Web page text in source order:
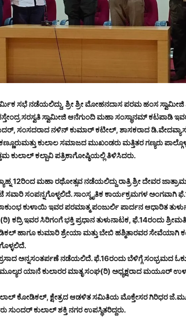
ಸಭೆ ನಡೆಯಲಿದ್ದು, ಶ್ರೀ ಶ್ರೀ ಮೋಹನದಾಸ ಪರಮ ಹಂಸ ಸ್ವಾಮೀಜಿ ಶ್ರೀ
ಸರಸ್ವತಿ ಸ್ವಾಮೀಜಿ ಆನೆಗುಂದಿ ಮಹಾ ಸಂಸ್ಥಾನಮ್ ಕಟಪಾಡಿ
ಸಂಸದರಾದ ನಳಿನ್ ಕುಮಾರ್ ಕಟೀಲ್, ಶಾಸಕರಾದ
ಕುಲಾಲ ಸಮಾಜದ ಮುಖಂಡರು ಮತ್ತಿತರ ಗಣ್ಯರು
ಕುಲಾಲ್ ಕಲ್ಬಾವಿ ಪತ್ರಿಕಾಗೋಷ್ಠಿಯಲ್ಲಿ ತಿಳಿಸಿದರು.
12ರಿಂದ ಮಹಾ ರಥೋತ್ಸವ ನಡೆಯಲಿದ್ದು ರಾತ್ರಿ ಶ್ರೀ ದೇವರ
ಸವಾರಿ ಸಂಪನ್ನಗೊಳ್ಳಲಿದೆ. ಸಾಂಸ್ಕೃತಿಕ ಕಾರ್ಯಕ್ರಮಗಳ ಅಂಗವಾಗಿ
ಕುಳಾಯಿ ಇವರ ಪರಮಾತ್ಮ ಪಂಜುರ್ಲಿ ಪಾರ್ದನ ಆಧಾರಿತ
ಇವರ ಸಿರಿಗಂಗೆ ಭಕ್ತಿ ಪ್ರಧಾನ ತುಳುನಾಟಕ, ಫೆ.14ರಂದು
ಹಾಗೂ ಕುಮಾರಿ ಶ್ರೇಯಾ ಮತ್ತು ಬೇಬಿ ಹಶ್ಮಿತಾರವರ ಸೇವೆಯಾಗಿ
ಅನ್ನಸಂತರ್ಪಣೆ ನಡೆಯಲಿದೆ. ಫೆ.16ರಂದು ಬೆಳಿಗ್ಗೆ ಸಂಭ್ರಮದ
ಮೂಲ್ಯರ ಯಾನೆ ಕುಲಾರರ ಮಾತೃ ಸಂಘ(ರಿ) ಅಧ್ಯಕ್ಷರಾದ ಮಯೂರ್
ಕೋಡಿಕಲ್, ಕ್ಷೇತ್ರದ ಆಡಳಿತ ಸಮಿತಿಯ ಮೊಕ್ತೇಸರ ಗಿರಿಧರ
ಸುಂದರ್ ಕುಲಾಲ್ ಶಕ್ತಿ ನಗರ ಉಪಸ್ಥಿತರಿದ್ದರು.